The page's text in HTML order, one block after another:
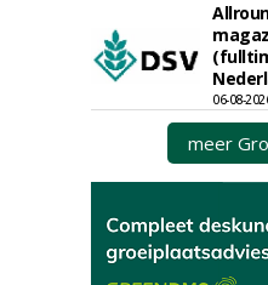
06-08-
meer